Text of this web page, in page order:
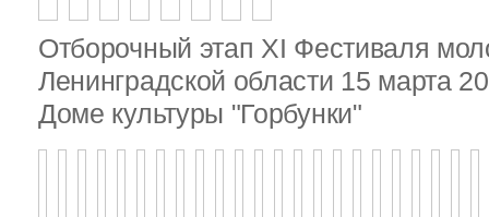
Отборочный этап XI Фестиваля
Ленинградской области 15 марта
Доме культуры "Горбунки"